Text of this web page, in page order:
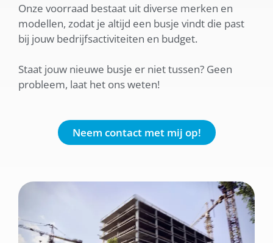
Onze voorraad bestaat uit diverse merken en
modellen, zodat je altijd een busje vindt die past
bij jouw bedrijfsactiviteiten en budget.
Staat jouw nieuwe busje er niet tussen? Geen
probleem, laat het ons weten!
Neem contact met mij op!